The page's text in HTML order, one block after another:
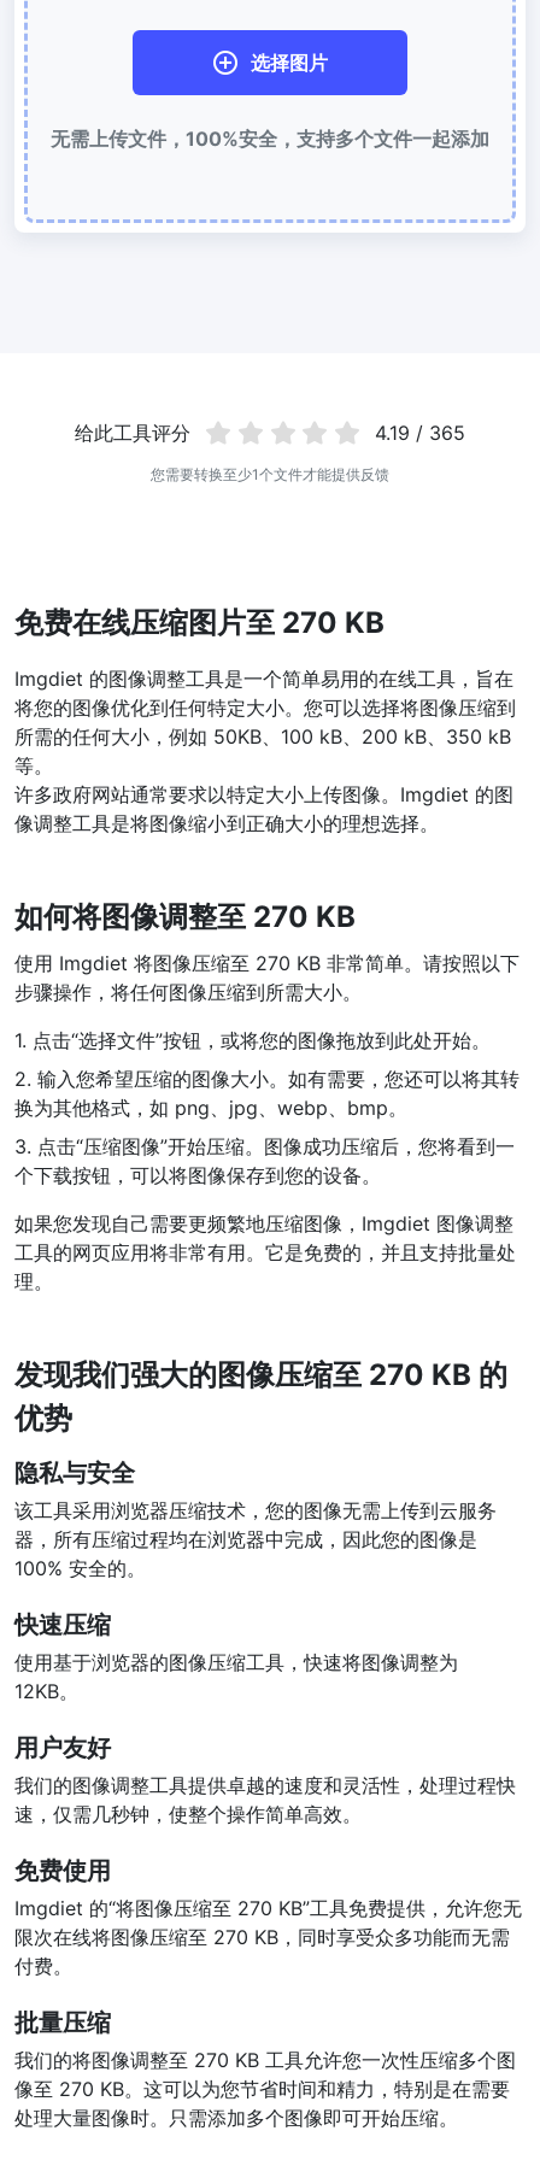
使用有损和无损压缩方法来压缩 WebP 图像
图片压缩到 50KB
轻松批量压缩
图片压缩到 100KB
轻松批量压缩
在线快速将多个JPG图片转PNG格式，浏览器技术处理，无需上传到
在线将多个EBP图像转换为PNG
HEIC 转 JPG
将iPhone HEIC图像转换为JPG
RAW转换器
转换CR2、CR3、NEF、ARW、ORF、PEF、RAF、RAW转换为JPG
格式
JPG 转 PDF New
设置方向、边距、页面大小，并将多个图像合并到一个PDF或单独的
文件中
PDF 转 JPG New
在几秒钟内将PDF转换为高质量的JPG、PNG或Webp图像
合并PDF文件以创建单个PDF文档
PDF 拆分 New
我们的PDF拆分器允许您将PDF中的选定页面拆分为单个文件
删除PDF页数 New
从PDF文档中删除指定页面
选择图片
无需上传文件，100%安全，支持多个文件一起添加
给此工具评分 4.19 / 365
您需要转换至少1个文件才能提供反馈
免费在线压缩图片至 270 KB
Imgdiet 的图像调整工具是一个简单易用的在线工具，旨在
将您的图像优化到任何特定大小。您可以选择将图像压缩到
所需的任何大小，例如 50KB、100 kB、200 kB、350 kB
等。
许多政府网站通常要求以特定大小上传图像。Imgdiet 的图
像调整工具是将图像缩小到正确大小的理想选择。
如何将图像调整至 270 KB
使用 Imgdiet 将图像压缩至 270 KB 非常简单。请按照以下
步骤操作，将任何图像压缩到所需大小。
1. 点击“选择文件”按钮，或将您的图像拖放到此处开始。
2. 输入您希望压缩的图像大小。如有需要，您还可以将其转
换为其他格式，如 png、jpg、webp、bmp。
3. 点击“压缩图像”开始压缩。图像成功压缩后，您将看到一
个下载按钮，可以将图像保存到您的设备。
如果您发现自己需要更频繁地压缩图像，Imgdiet 图像调整
工具的网页应用将非常有用。它是免费的，并且支持批量处
理。
发现我们强大的图像压缩至 270 KB 的
优势
隐私与安全
该工具采用浏览器压缩技术，您的图像无需上传到云服务
器，所有压缩过程均在浏览器中完成，因此您的图像是
100% 安全的。
快速压缩
使用基于浏览器的图像压缩工具，快速将图像调整为
12KB。
用户友好
我们的图像调整工具提供卓越的速度和灵活性，处理过程快
速，仅需几秒钟，使整个操作简单高效。
免费使用
Imgdiet 的“将图像压缩至 270 KB”工具免费提供，允许您无
限次在线将图像压缩至 270 KB，同时享受众多功能而无需
付费。
批量压缩
我们的将图像调整至 270 KB 工具允许您一次性压缩多个图
像至 270 KB。这可以为您节省时间和精力，特别是在需要
处理大量图像时。只需添加多个图像即可开始压缩。